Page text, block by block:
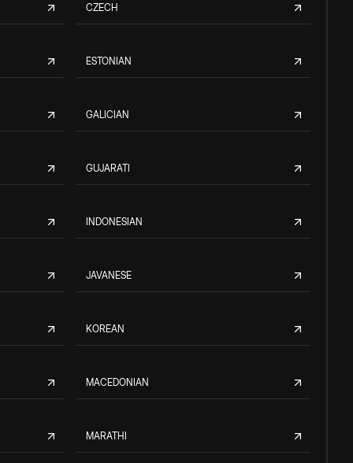
CZECH
ESTONIAN
GALICIAN
GUJARATI
INDONESIAN
JAVANESE
KOREAN
MACEDONIAN
MARATHI